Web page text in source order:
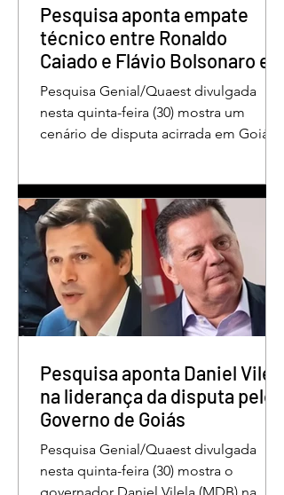
Pesquisa aponta empate
técnico entre Ronaldo
Caiado e Flávio Bolsonaro em
Goiás
Pesquisa Genial/Quaest divulgada
nesta quinta-feira (30) mostra um
cenário de disputa acirrada em Goiás
aparece com 33% das intenções de
voto no primeiro turno, seguido pelo
senador Flávio Bolsonaro (PL), com
27%. Considerando a margem de erro
de três pontos percentuais, os dois
estão em empate técnico. Na terceira
colocação está o presidente Luiz
intenções de voto. Os
Pesquisa aponta Daniel Vilela
na liderança da disputa pelo
Governo de Goiás
Pesquisa Genial/Quaest divulgada
nesta quinta-feira (30) mostra o